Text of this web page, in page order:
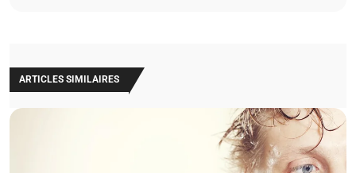
ARTICLES SIMILAIRES